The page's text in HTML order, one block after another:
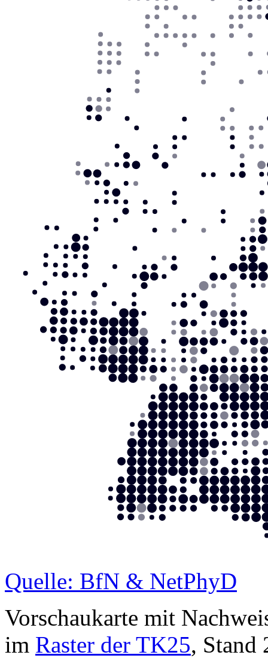
Quelle: BfN & NetPhyD
Vorschaukarte mit
im Raster der TK25, Stand